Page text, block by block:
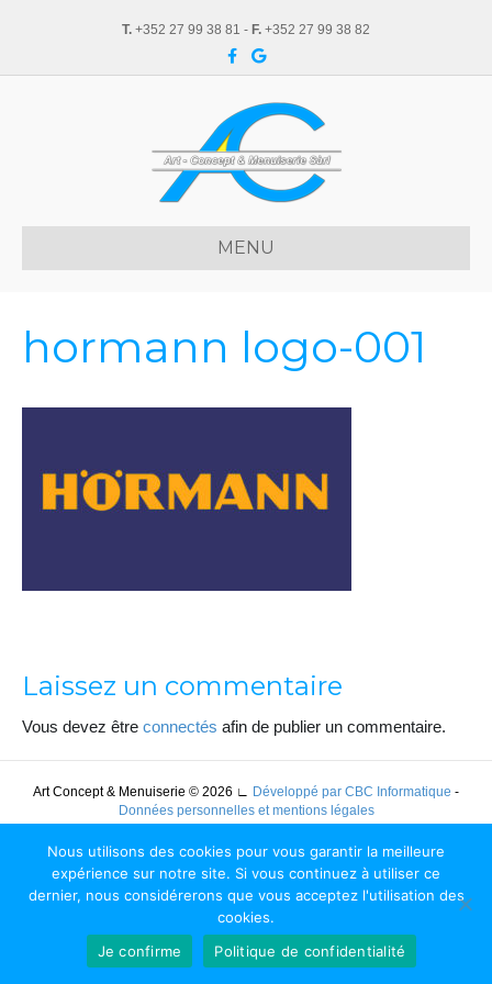
T. +352 27 99 38 81 - F. +352 27 99 38 82
c
o
o
k
G
o
l
e
MENU
hormann logo-001
Laissez un commentaire
Vous devez être connectés afin de publier un commentaire.
Art Concept & Menuiserie © 2026 ∟ Développé par CBC Informatique -
Données personnelles et mentions légales
Nous utilisons des cookies pour vous garantir la meilleure
expérience sur notre site. Si vous continuez à utiliser ce
dernier, nous considérerons que vous acceptez l'utilisation des
cookies.
Je confirme
Politique de confidentialité